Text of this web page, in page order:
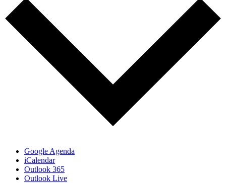
Google Agenda
iCalendar
Outlook 365
Outlook Live